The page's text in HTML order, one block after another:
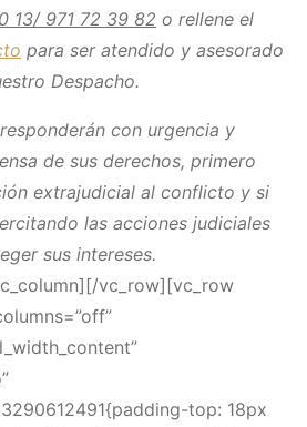
13/ 971 72 39 82 o rellene el
para ser atendido y asesorado
Despacho.
con urgencia y
de sus derechos, primero
extrajudicial al conflicto y si
las acciones judiciales
sus intereses.
vc_row][vc_row
top: 18px